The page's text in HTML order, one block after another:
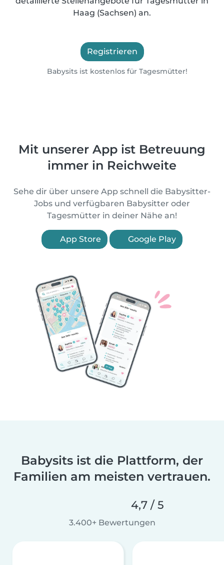
Haag (Sachsen) an.
Registrieren
Babysits ist kostenlos für Tagesmütter!
Mit unserer App ist Betreuung
immer in Reichweite
Sehe dir über unsere App schnell die Babysitter-
Jobs und verfügbaren Babysitter oder
Tagesmütter in deiner Nähe an!
App Store Google Play
Babysits ist die Plattform, der
Familien am meisten vertrauen.
4,7 / 5
3.400+ Bewertungen